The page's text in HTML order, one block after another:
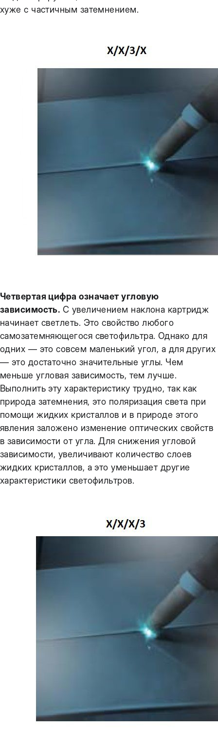
хуже с частичным затемнением.
Четвертая цифра означает угловую
зависимость. С увеличением наклона картридж
начинает светлеть. Это свойство любого
самозатемняющегося светофильтра. Однако для
одних — это совсем маленький угол, а для других
— это достаточно значительные углы. Чем
меньше угловая зависимость, тем лучше.
Выполнить эту характеристику трудно, так как
природа затемнения, это поляризация света при
помощи жидких кристаллов и в природе этого
явления заложено изменение оптических свойств
в зависимости от угла. Для снижения угловой
зависимости, увеличивают количество слоев
жидких кристаллов, а это уменьшает другие
характеристики светофильтров.